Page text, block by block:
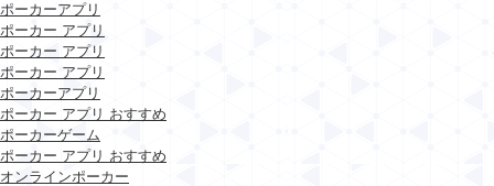
ポーカーアプリ
ポーカー アプリ
ポーカー アプリ
ポーカー アプリ
ポーカーアプリ
ポーカー アプリ おすすめ
ポーカーゲーム
ポーカー アプリ おすすめ
オンラインポーカー